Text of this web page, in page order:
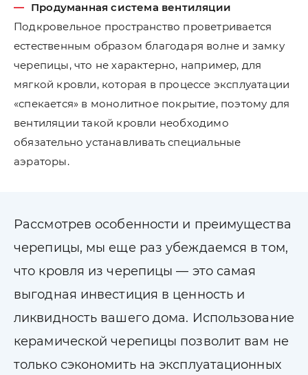
Продуманная система вентиляции
Подкровельное пространство проветривается
естественным образом благодаря волне и замку
черепицы, что не характерно, например, для
мягкой кровли, которая в процессе эксплуатации
«спекается» в монолитное покрытие, поэтому для
вентиляции такой кровли необходимо
обязательно устанавливать специальные
аэраторы.
Рассмотрев особенности и преимущества
черепицы, мы еще раз убеждаемся в том,
что кровля из черепицы — это самая
выгодная инвестиция в ценность и
ликвидность вашего дома. Использование
керамической черепицы позволит вам не
только сэкономить на эксплуатационных